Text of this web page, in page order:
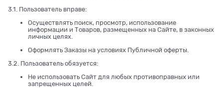
3.1. Пользователь вправе:
Осуществлять поиск, просмотр, использование
информации и Товаров, размещенных на Сайте, в законных
личных целях.
Оформлять Заказы на условиях Публичной оферты.
3.2. Пользователь обязуется:
Не использовать Сайт для любых противоправных или
запрещенных целей.